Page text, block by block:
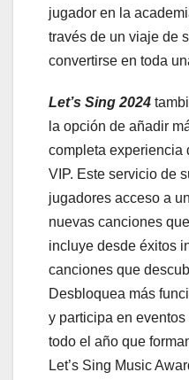
jugador en la
través de un viaje de
convertirse en toda
Let’s Sing 2024
la opción de añadir
completa experiencia
VIP. Este servicio de
jugadores acceso a
nuevas canciones
incluye desde éxitos
canciones que
Desbloquea más
y participa en
todo el año que
Let’s Sing Music